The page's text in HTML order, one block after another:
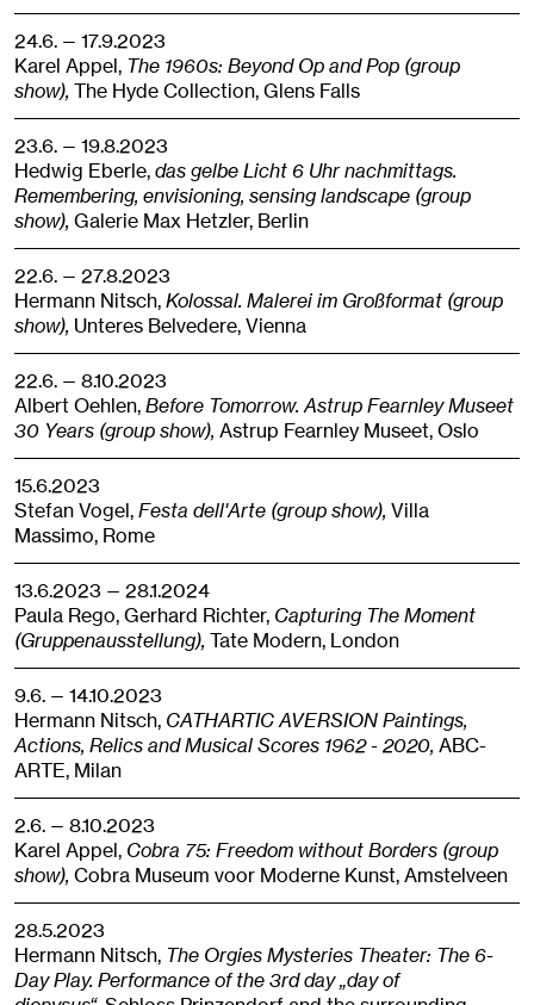
24.6. — 17.9.2023
Karel Appel, The 1960s: Beyond Op and Pop (group
show), The Hyde Collection,Glens Falls
23.6. — 19.8.2023
Hedwig Eberle,das gelbe Licht 6 Uhr nachmittags.
Remembering, envisioning, sensing landscape (group
show), Galerie Max Hetzler, Berlin
22.6. — 27.8.2023
Hermann Nitsch,Kolossal. Malerei im Großformat (group
show), Unteres Belvedere,Vienna
22.6. — 8.10.2023
Albert Oehlen,Before Tomorrow. Astrup Fearnley Museet
30 Years (group show), Astrup Fearnley Museet,Oslo
15.6.2023
Stefan Vogel,Festa dell'Arte (group show), Villa
Massimo, Rome
13.6.2023 — 28.1.2024
Paula Rego, Gerhard Richter, Capturing The Moment
(Gruppenausstellung), Tate Modern, London
9.6. — 14.10.2023
Hermann Nitsch, CATHARTIC AVERSION Paintings,
Actions, Relics and Musical Scores 1962 - 2020, ABC-
ARTE, Milan
2.6. — 8.10.2023
Karel Appel, Cobra 75: Freedom without Borders (group
show), Cobra Museum voor Moderne Kunst,Amstelveen
28.5.2023
Hermann Nitsch, The Orgies Mysteries Theater: The 6-
Day Play. Performance of the 3rd day „day of